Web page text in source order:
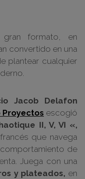
formato, en
convertido en una
plantear cualquier
Jacob Delafon
Proyectos escogió
II, V, VI «,
que navega
de
Juega con una
y plateados, en